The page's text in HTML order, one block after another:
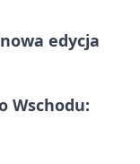
edycja
Wschodu: